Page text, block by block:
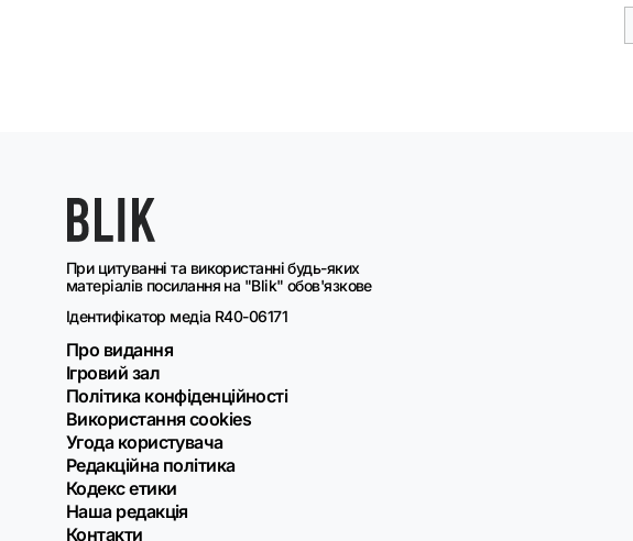
При цитуванні та використанні будь-яких
матеріалів посилання на "Blik" обов'язкове
Ідентифікатор медіа R40-06171
Про видання
Ігровий зал
Політика конфіденційності
Використання cookies
Угода користувача
Редакційна політика
Кодекс етики
Наша редакція
Контакти